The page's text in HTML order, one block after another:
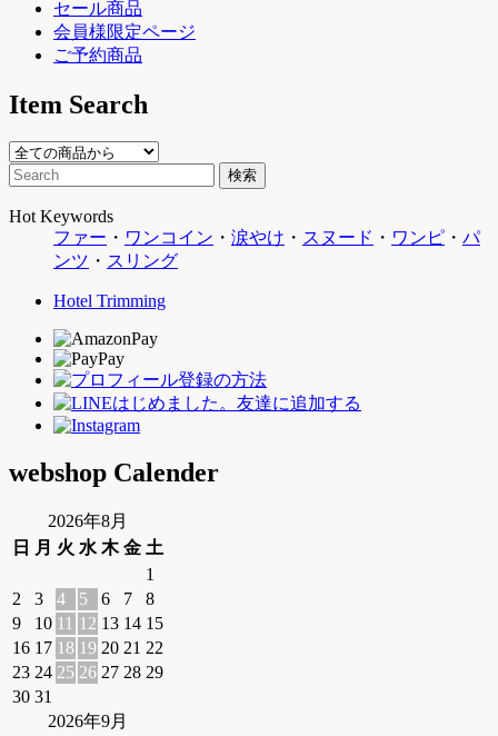
セール商品
会員様限定ページ
ご予約商品
Item Search
Hot Keywords
ファー ・ ワンコイン ・ 涙やけ ・ スヌード ・ ワンピ ・ パ
ンツ ・ スリング
Hotel Trimming
webshop Calender
2026年8月
日
月 火 水 木 金 土
1
2
3 4 5 6 7
8
9
10 11 12 13 14 15
16 17 18 19 20 21 22
23 24 25 26 27 28 29
30 31
2026年9月